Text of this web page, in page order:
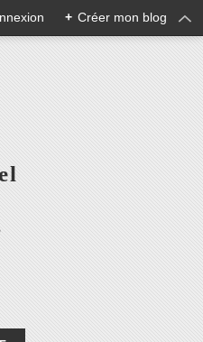
+ Créer mon blog